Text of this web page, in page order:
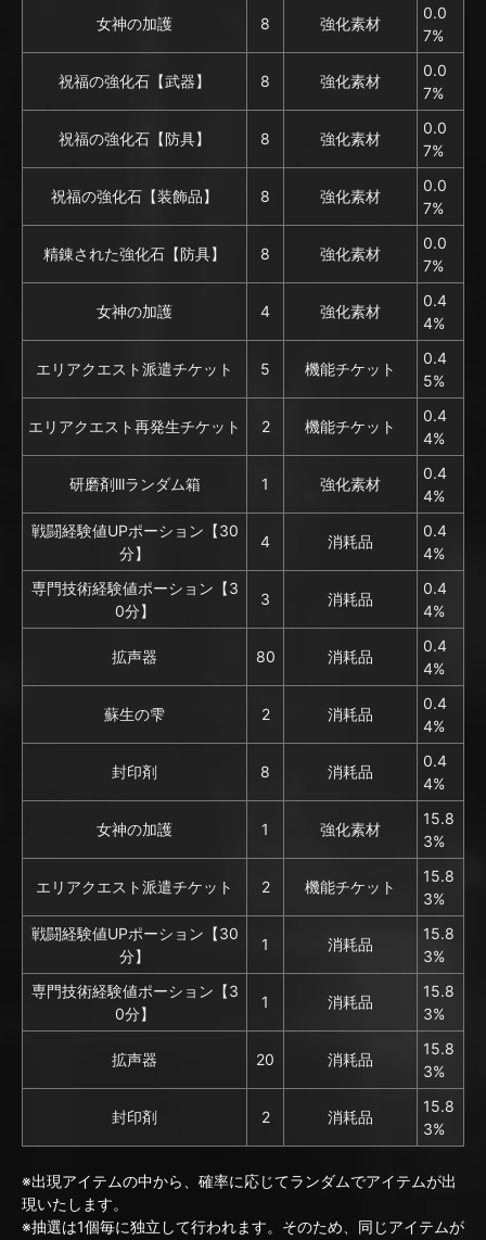
女神の加護 8 強化素材
0.0
7%
祝福の強化石【武器】 8 強化素材
0.0
7%
祝福の強化石【防具】 8 強化素材
0.0
7%
祝福の強化石【装飾品】 8 強化素材
0.0
7%
精錬された強化石【防具】 8 強化素材
0.0
7%
女神の加護 4 強化素材
0.4
4%
エリアクエスト派遣チケット 5 機能チケット
0.4
5%
エリアクエスト再発生チケット 2 機能チケット
0.4
4%
研磨剤lllランダム箱 1 強化素材
0.4
4%
戦闘経験値UPポーション【30
分】
4 消耗品
0.4
4%
専門技術経験値ポーション【3
0分】
3 消耗品
0.4
4%
拡声器 80 消耗品
0.4
4%
蘇生の雫 2 消耗品
0.4
4%
封印剤 8 消耗品
0.4
4%
女神の加護 1 強化素材
15.8
3%
エリアクエスト派遣チケット 2 機能チケット
15.8
3%
戦闘経験値UPポーション【30
分】
1 消耗品
15.8
3%
専門技術経験値ポーション【3
0分】
1 消耗品
15.8
3%
拡声器 20 消耗品
15.8
3%
封印剤 2 消耗品
15.8
3%
※出現アイテムの中から、確率に応じてランダムでアイテムが出
現いたします。
※抽選は1個毎に独立して行われます。そのため、同じアイテムが